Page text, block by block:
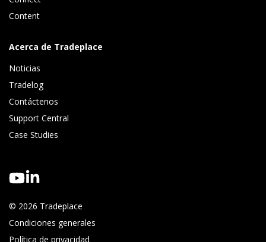
Content
Acerca de Tradeplace
Noticias
Tradelog
Contáctenos
Support Central
Case Studies
© 2026 Tradeplace
Condiciones generales
Política de privacidad